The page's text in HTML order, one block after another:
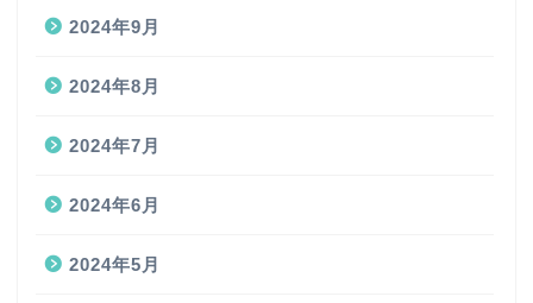
2024年9月
2024年8月
2024年7月
2024年6月
2024年5月